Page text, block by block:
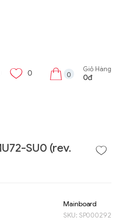
0 0
Giỏ Hàng
0đ
SU0 (rev.
Mainboard
SKU: SP000292